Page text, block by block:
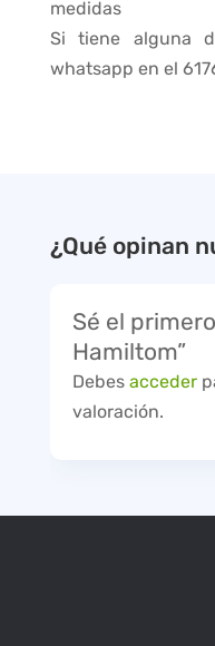
medidas
Si tiene alguna
whatsapp en el
¿Qué opinan
Sé el
Hamiltom”
Debes acceder
valoración.